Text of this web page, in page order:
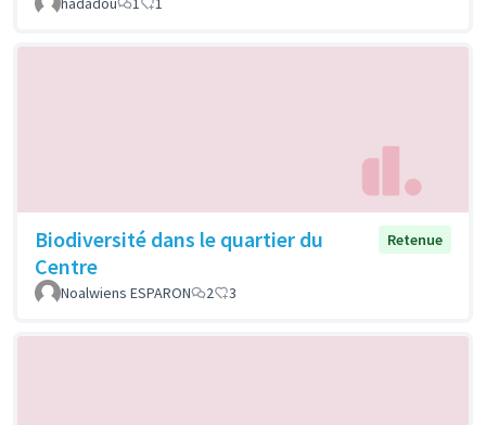
Biodiversité dans le quartier du
Centre
Retenue
Noalwiens ESPARON 2 3